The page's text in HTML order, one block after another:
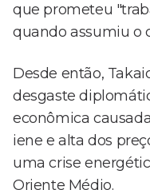
que prometeu
quando assumiu o
Desde então,
desgaste
econômica
iene e alta dos
uma crise
Oriente Médio.